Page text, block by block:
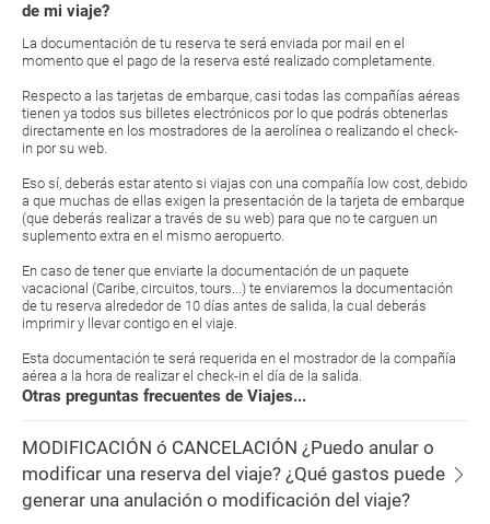
de mi viaje?
La documentación de tu reserva te será enviada por mail en el
momento que el pago de la reserva esté realizado completamente.
Respecto a las tarjetas de embarque, casi todas las compañías aéreas
tienen ya todos sus billetes electrónicos por lo que podrás obtenerlas
directamente en los mostradores de la aerolínea o realizando el check-
in por su web.
Eso sí, deberás estar atento si viajas con una compañía low cost, debido
a que muchas de ellas exigen la presentación de la tarjeta de embarque
(que deberás realizar a través de su web) para que no te carguen un
suplemento extra en el mismo aeropuerto.
En caso de tener que enviarte la documentación de un paquete
vacacional (Caribe, circuitos, tours...) te enviaremos la documentación
de tu reserva alrededor de 10 días antes de salida, la cual deberás
imprimir y llevar contigo en el viaje.
Esta documentación te será requerida en el mostrador de la compañía
aérea a la hora de realizar el check-in el día de la salida.
Otras preguntas frecuentes de Viajes...
MODIFICACIÓN ó CANCELACIÓN ¿Puedo anular o
modificar una reserva del viaje? ¿Qué gastos puede
generar una anulación o modificación del viaje?